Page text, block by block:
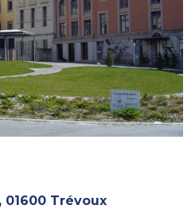
01600 Trévoux